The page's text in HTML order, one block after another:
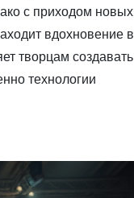
с приходом новых
вдохновение в
творцам создавать
технологии